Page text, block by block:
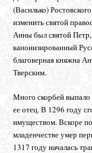
(Василько)
изменить святой
Анны был святой
канонизированный
благоверная княжна
Тверским.
Много скорбей
ее отец. В 1296 году
имуществом. Вскоре
младенчестве умер
1317 году началась